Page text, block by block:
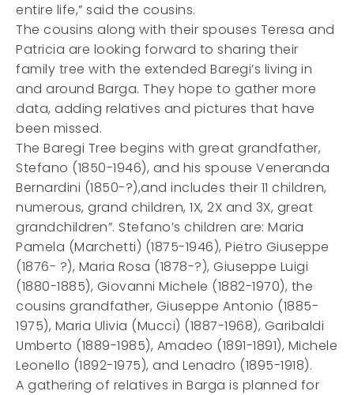
entire life,” said the cousins.
The cousins along with their spouses Teresa and
Patricia are looking forward to sharing their
family tree with the extended Baregi’s living in
and around Barga. They hope to gather more
data, adding relatives and pictures that have
been missed.
The Baregi Tree begins with great grandfather,
Stefano (1850-1946), and his spouse Veneranda
Bernardini (1850-?),and includes their 11 children,
numerous, grand children, 1X, 2X and 3X, great
grandchildren”. Stefano’s children are: Maria
Pamela (Marchetti) (1875-1946), Pietro Giuseppe
(1876- ?), Maria Rosa (1878-?), Giuseppe Luigi
(1880-1885), Giovanni Michele (1882-1970), the
cousins grandfather, Giuseppe Antonio (1885-
1975), Maria Ulivia (Mucci) (1887-1968), Garibaldi
Umberto (1889-1985), Amadeo (1891-1891), Michele
Leonello (1892-1975), and Lenadro (1895-1918).
A gathering of relatives in Barga is planned for